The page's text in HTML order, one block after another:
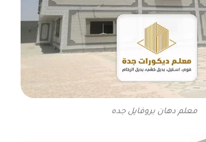
معلم دهان بروفايل جده